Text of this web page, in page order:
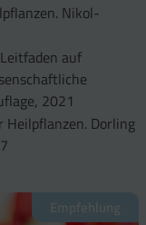
Nikol-
auf
2021
Heilpflanzen. Dorling
Empfehlung